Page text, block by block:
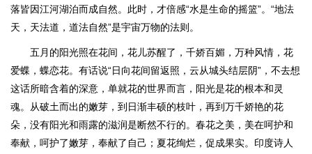
落皆因江河湖泊而成自然。此时，才倍感“水是生命的摇篮”。“地法
天，天法道，道法自然”是宇宙万物的法则。
五月的阳光照在花间，花儿苏醒了，千娇百媚，万种风情，花
爱蝶，蝶恋花。有话说“日向花间留返照，云从城头结层阴”，不去想
这话所暗含着的深意，单就花的世界而言，阳光是花的根本和灵
魂。从破土而出的嫩芽，到日渐丰硕的枝叶，再到万千娇艳的花
朵，没有阳光和雨露的滋润是断然不行的。春花之美，美在呵护和
奉献，呵护了嫩芽，奉献了自己；夏花绚烂，促成果实。印度诗人